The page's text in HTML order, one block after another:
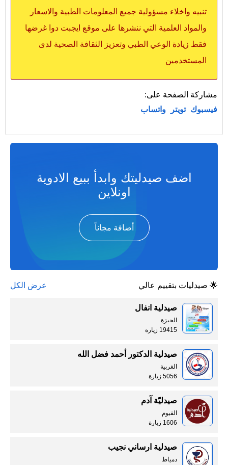
تنبيه واخلاء مسؤولية جميع المعلومات الطبية والاسعار
والمواد العلمية التي ننشرها على موقع ايجبت دوا غرضها
فقط زيادة الوعي الطبي وتعزيز الثقافة الصحية لدى
المستخدمين
مشاركة الصفحة على:
فيسبوك تويتر واتساب
اضف صيدليتك وابدأ ببيع الادوية
اونلاين
أضافة مجاناً
🌟 صيدليات بتقييم عالي عرض الكل
صيدلية انفال
الجيزة
19415 زيارة
صيدلية الدكتور أحمد فضل الله
الغربية
5056 زيارة
صيدليّة آدم
الفيوم
1606 زيارة
صيدلية ارساني نجيب
دمياط